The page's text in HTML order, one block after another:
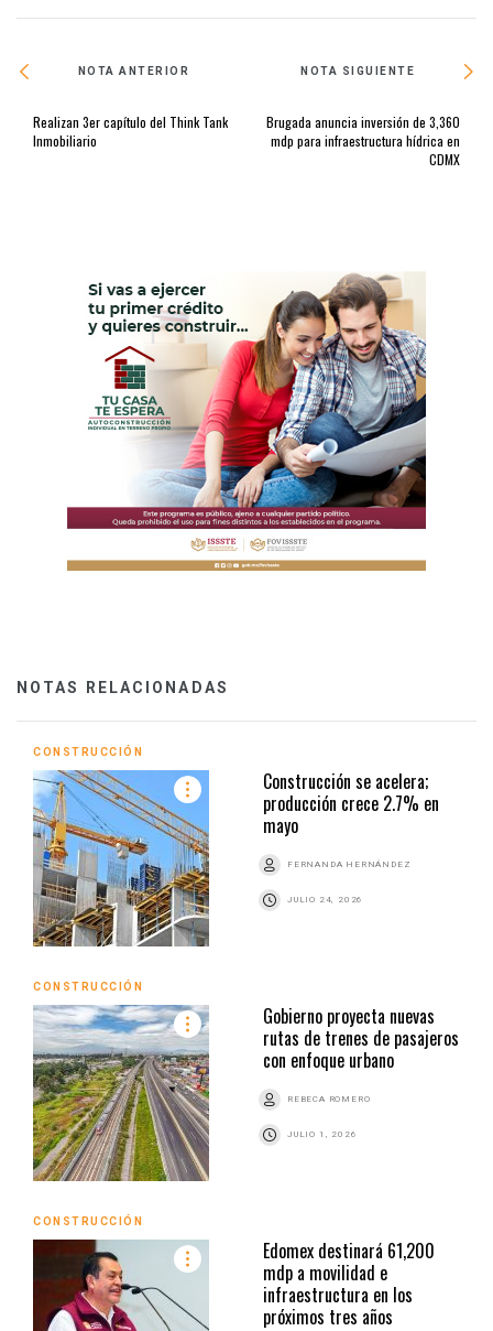
NOTA ANTERIOR
Realizan 3er capítulo del Think Tank
Inmobiliario
NOTA SIGUIENTE
Brugada anuncia inversión de 3,360
mdp para infraestructura hídrica en
CDMX
NOTAS RELACIONADAS
CONSTRUCCIÓN
Construcción se acelera;
producción crece 2.7% en
mayo
FERNANDA HERNÁNDEZ
JULIO 24, 2026
CONSTRUCCIÓN
Gobierno proyecta nuevas
rutas de trenes de pasajeros
con enfoque urbano
REBECA ROMERO
JULIO 1, 2026
CONSTRUCCIÓN
Edomex destinará 61,200
mdp a movilidad e
infraestructura en los
próximos tres años